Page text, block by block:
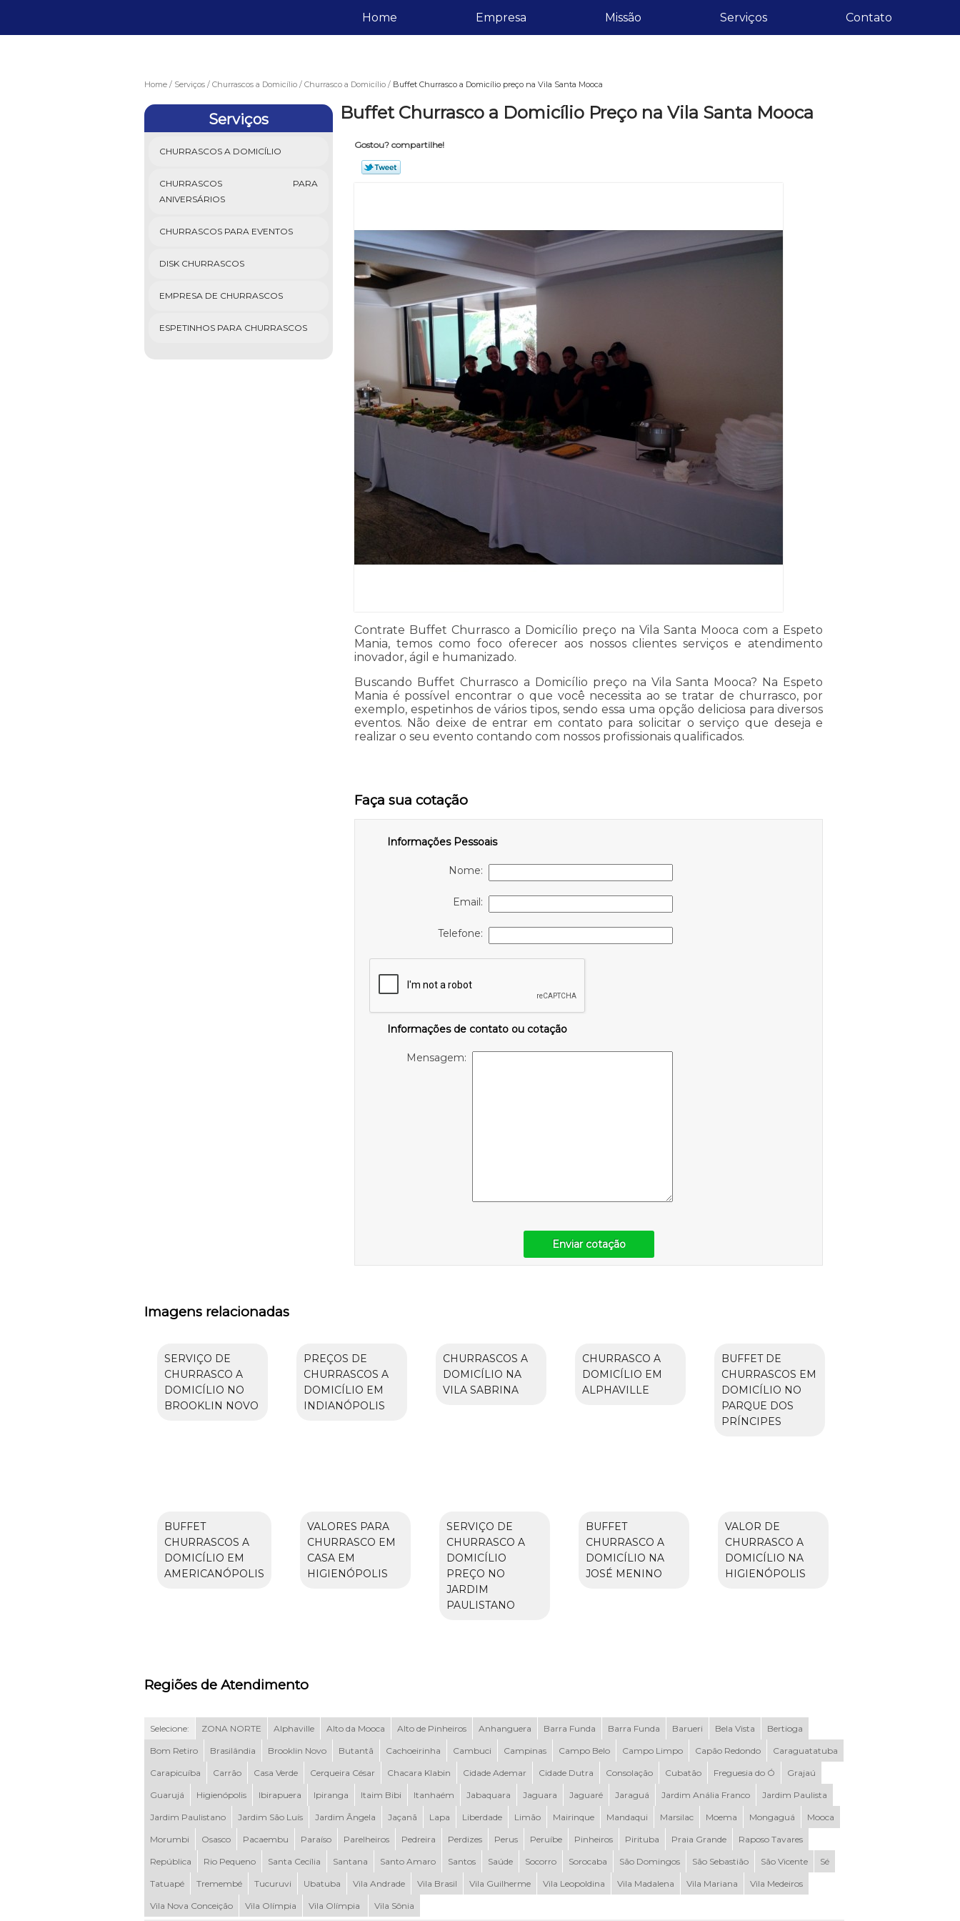
Home Empresa Missão Serviços Contato
Home Serviços Churrascos a Domicílio Churrasco a Domicílio Buffet Churrasco a Domicílio preço na Vila Santa Mooca
Serviços
CHURRASCOS A DOMICÍLIO
CHURRASCOS PARA
ANIVERSÁRIOS
CHURRASCOS PARA EVENTOS
DISK CHURRASCOS
EMPRESA DE CHURRASCOS
ESPETINHOS PARA CHURRASCOS
Buffet Churrasco a Domicílio Preço na Vila Santa Mooca
Gostou? compartilhe!
Contrate Buffet Churrasco a Domicílio preço na Vila Santa Mooca com a Espeto
Mania, temos como foco oferecer aos nossos clientes serviços e atendimento
inovador, ágil e humanizado.
Buscando Buffet Churrasco a Domicílio preço na Vila Santa Mooca? Na Espeto
Mania é possível encontrar o que você necessita ao se tratar de churrasco, por
exemplo, espetinhos de vários tipos, sendo essa uma opção deliciosa para diversos
eventos. Não deixe de entrar em contato para solicitar o serviço que deseja e
realizar o seu evento contando com nossos profissionais qualificados.
Faça sua cotação
Informações Pessoais
Nome:
Email:
Telefone:
Informações de contato ou cotação
Mensagem:
Enviar cotação
Imagens relacionadas
SERVIÇO DE
CHURRASCO A
DOMICÍLIO NO
BROOKLIN NOVO
PREÇOS DE
CHURRASCOS A
DOMICÍLIO EM
INDIANÓPOLIS
CHURRASCOS A
DOMICÍLIO NA
VILA SABRINA
CHURRASCO A
DOMICÍLIO EM
ALPHAVILLE
BUFFET DE
CHURRASCOS EM
DOMICÍLIO NO
PARQUE DOS
PRÍNCIPES
BUFFET
CHURRASCOS A
DOMICÍLIO EM
AMERICANÓPOLIS
VALORES PARA
CHURRASCO EM
CASA EM
HIGIENÓPOLIS
SERVIÇO DE
CHURRASCO A
DOMICÍLIO
PREÇO NO
JARDIM
PAULISTANO
BUFFET
CHURRASCO A
DOMICÍLIO NA
JOSÉ MENINO
VALOR DE
CHURRASCO A
DOMICÍLIO NA
HIGIENÓPOLIS
Regiões de Atendimento
Selecione: ZONA NORTE Alphaville Alto da Mooca Alto de Pinheiros Anhanguera Barra Funda Barra Funda Barueri Bela Vista Bertioga
Bom Retiro Brasilândia Brooklin Novo Butantã Cachoeirinha Cambuci Campinas Campo Belo Campo Limpo Capão Redondo Caraguatatuba
Carapicuíba Carrão Casa Verde Cerqueira César Chacara Klabin Cidade Ademar Cidade Dutra Consolação Cubatão Freguesia do Ó Grajaú
Guarujá Higienópolis Ibirapuera Ipiranga Itaim Bibi Itanhaém Jabaquara Jaguara Jaguaré Jaraguá Jardim Anália Franco Jardim Paulista
Jardim Paulistano Jardim São Luís Jardim Ângela Jaçanã Lapa Liberdade Limão Mairinque Mandaqui Marsilac Moema Mongaguá Mooca
Morumbi Osasco Pacaembu Paraíso Parelheiros Pedreira Perdizes Perus Peruíbe Pinheiros Pirituba Praia Grande Raposo Tavares
República Rio Pequeno Santa Cecília Santana Santo Amaro Santos Saúde Socorro Sorocaba São Domingos São Sebastião São Vicente Sé
Tatuapé Tremembé Tucuruvi Ubatuba Vila Andrade Vila Brasil Vila Guilherme Vila Leopoldina Vila Madalena Vila Mariana Vila Medeiros
Vila Nova Conceição Vila Olímpia Vila Olímpia Vila Sônia